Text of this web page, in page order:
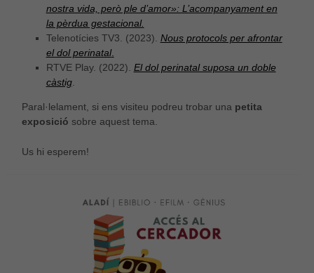
nostra vida, però ple d’amor»: L’acompanyament en
la pèrdua gestacional.
Telenotícies TV3. (2023). Nous protocols per afrontar
el dol perinatal.
RTVE Play. (2022). El dol perinatal suposa un doble
càstig.
Paral·lelament, si ens visiteu podreu trobar una petita
exposició sobre aquest tema.
Us hi esperem!
cookies no
Estadístiques